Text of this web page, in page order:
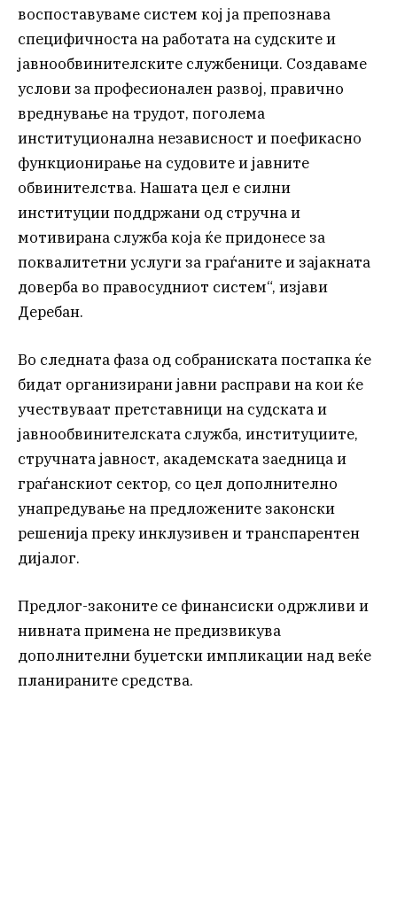
воспоставуваме систем кој ја препознава
специфичноста на работата на судските и
јавнообвинителските службеници. Создаваме
услови за професионален развој, правично
вреднување на трудот, поголема
институционална независност и поефикасно
функционирање на судовите и јавните
обвинителства. Нашата цел е силни
институции поддржани од стручна и
мотивирана служба која ќе придонесе за
поквалитетни услуги за граѓаните и зајакната
доверба во правосудниот систем“, изјави
Деребан.
Во следната фаза од собраниската постапка ќе
бидат организирани јавни расправи на кои ќе
учествуваат претставници на судската и
јавнообвинителската служба, институциите,
стручната јавност, академската заедница и
граѓанскиот сектор, со цел дополнително
унапредување на предложените законски
решенија преку инклузивен и транспарентен
дијалог.
Предлог-законите се финансиски одржливи и
нивната примена не предизвикува
дополнителни буџетски импликации над веќе
планираните средства.